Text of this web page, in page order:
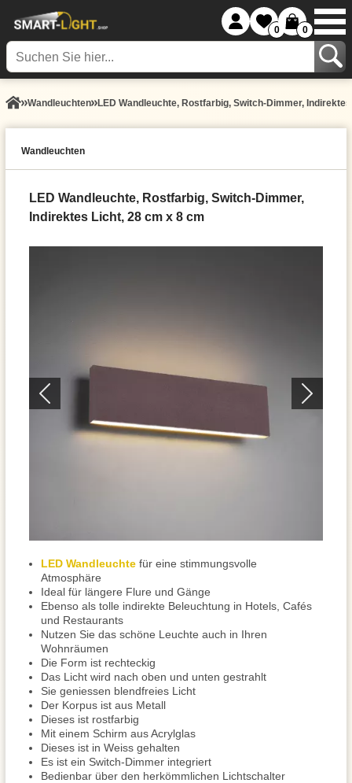
0 0
Wand­leuchten LED Wandleuchte, Rostfarbig, Switch-Dimmer,
Wand­leuchten
LED Wandleuchte, Rostfarbig, Switch-Dimmer,
Indirektes Licht, 28 cm x 8 cm
LED Wandleuchte für eine stimmungsvolle
Atmosphäre
Ideal für längere Flure und Gänge
Ebenso als tolle indirekte Beleuchtung in Hotels, Cafés
und Restaurants
Nutzen Sie das schöne Leuchte auch in Ihren
Wohnräumen
Die Form ist rechteckig
Das Licht wird nach oben und unten gestrahlt
Sie geniessen blendfreies Licht
Der Korpus ist aus Metall
Dieses ist rostfarbig
Mit einem Schirm aus Acrylglas
Dieses ist in Weiss gehalten
Es ist ein Switch-Dimmer integriert
Bedienbar über den herkömmlichen Lichtschalter